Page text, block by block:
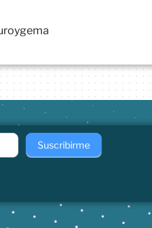
Suscribirme